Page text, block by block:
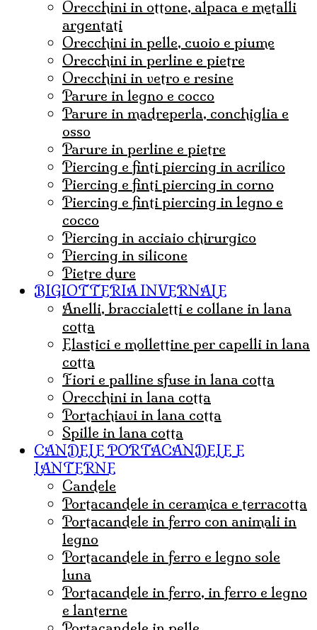
orecchini in ottone, alpaca e metalli
argentati
orecchini in pelle, cuoio e piume
orecchini in perline e pietre
orecchini in vetro e resine
parure in legno e cocco
parure in madreperla, conchiglia e
osso
parure in perline e pietre
Piercing e finti piercing in acrilico
piercing e finti piercing in corno
piercing e finti piercing in legno e
cocco
Piercing in acciaio chirurgico
Piercing in silicone
Pietre dure
BIGIOTTERIA INVERNALE
Anelli, braccialetti e collane in lana
cotta
Elastici e mollettine per capelli in lana
cotta
Fiori e palline sfuse in lana cotta
Orecchini in lana cotta
Portachiavi in lana cotta
Spille in lana cotta
CANDELE PORTACANDELE E
LANTERNE
candele
portacandele in ceramica e terracotta
portacandele in ferro con animali in
legno
portacandele in ferro e legno sole
luna
portacandele in ferro, in ferro e legno
e lanterne